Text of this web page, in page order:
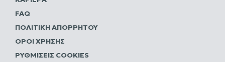
FAQ
ΠΟΛΙΤΙΚΗ ΑΠΟΡΡΗΤΟΥ
ΌΡΟΙ ΧΡΉΣΗΣ
ΡΥΘΜΊΣΕΙΣ COOKIES